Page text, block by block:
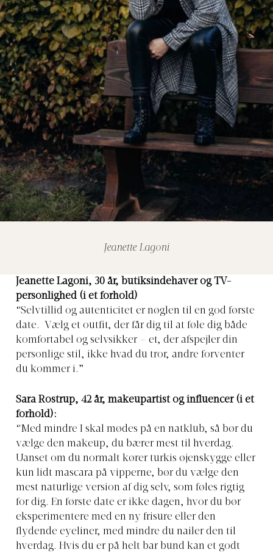
Jeanette Lagoni
Jeanette Lagoni, 30 år, butiksindehaver og TV-
personlighed (i et forhold)
“Selvtillid og autenticitet er nøglen til en god første
date. Vælg et outfit, der får dig til at føle dig både
komfortabel og selvsikker – et, der afspejler din
personlige stil, ikke hvad du tror, andre forventer
du kommer i.”
Sara Rostrup, 42 år, makeupartist og influencer (i et
forhold):
“Med mindre I skal mødes på en natklub, så bør du
vælge den makeup, du bærer mest til hverdag.
Uanset om du normalt kører turkis øjenskygge eller
kun lidt mascara på vipperne, bør du vælge den
mest naturlige version af dig selv, som føles rigtig
for dig. En første date er ikke dagen, hvor du bør
eksperimentere med en ny frisure eller den
flydende eyeliner, med mindre du nailer den til
hverdag. Hvis du er på helt bar bund kan et godt